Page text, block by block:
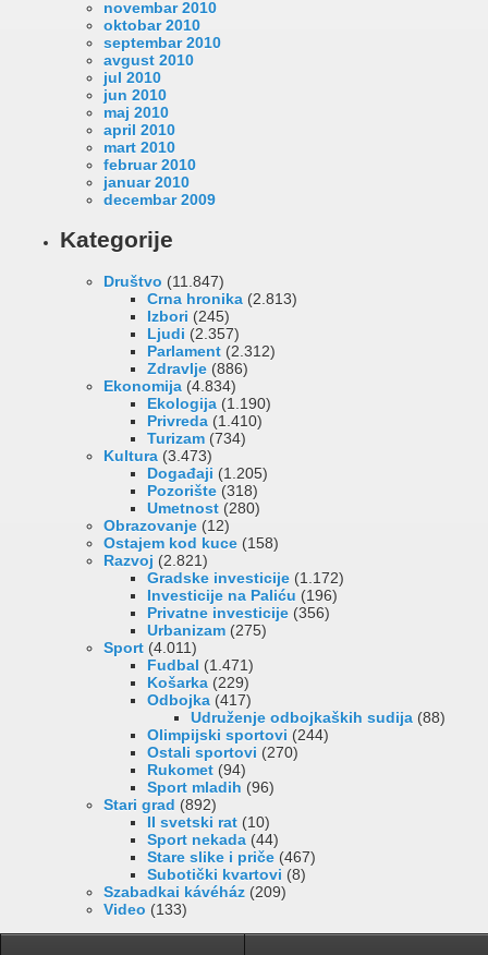
novembar 2010
oktobar 2010
septembar 2010
avgust 2010
jul 2010
jun 2010
maj 2010
april 2010
mart 2010
februar 2010
januar 2010
decembar 2009
Kategorije
Društvo (11.847)
Crna hronika (2.813)
Izbori (245)
Ljudi (2.357)
Parlament (2.312)
Zdravlje (886)
Ekonomija (4.834)
Ekologija (1.190)
Privreda (1.410)
Turizam (734)
Kultura (3.473)
Događaji (1.205)
Pozorište (318)
Umetnost (280)
Obrazovanje (12)
Ostajem kod kuce (158)
Razvoj (2.821)
Gradske investicije (1.172)
Investicije na Paliću (196)
Privatne investicije (356)
Urbanizam (275)
Sport (4.011)
Fudbal (1.471)
Košarka (229)
Odbojka (417)
Udruženje odbojkaških sudija (88)
Olimpijski sportovi (244)
Ostali sportovi (270)
Rukomet (94)
Sport mladih (96)
Stari grad (892)
II svetski rat (10)
Sport nekada (44)
Stare slike i priče (467)
Subotički kvartovi (8)
Szabadkai kávéház (209)
Video (133)